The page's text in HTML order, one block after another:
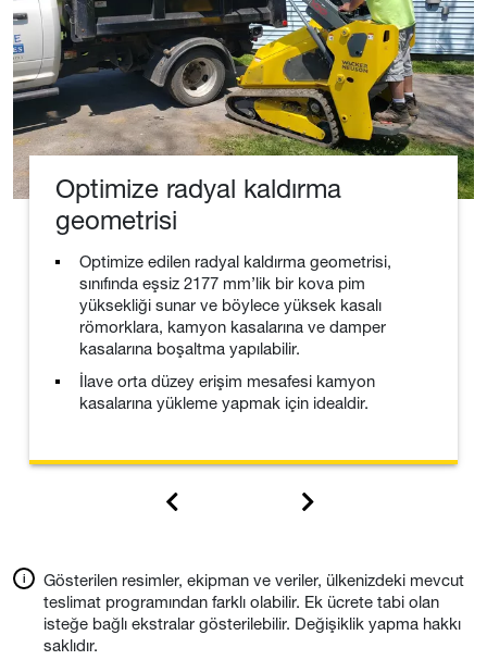
Optimize radyal kaldırma
geometrisi
Optimize edilen radyal kaldırma geometrisi,
sınıfında eşsiz 2177 mm’lik bir kova pim
yüksekliği sunar ve böylece yüksek kasalı
römorklara, kamyon kasalarına ve damper
kasalarına boşaltma yapılabilir.
İlave orta düzey erişim mesafesi kamyon
kasalarına yükleme yapmak için idealdir.
Gösterilen resimler, ekipman ve veriler, ülkenizdeki mevcut
teslimat programından farklı olabilir. Ek ücrete tabi olan
isteğe bağlı ekstralar gösterilebilir. Değişiklik yapma hakkı
saklıdır.